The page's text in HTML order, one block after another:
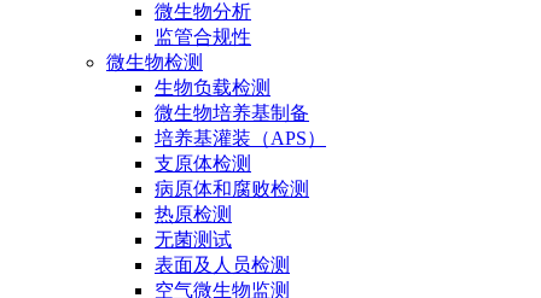
微生物分析
监管合规性
微生物检测
生物负载检测
微生物培养基制备
培养基灌装（APS）
支原体检测
病原体和腐败检测
热原检测
无菌测试
表面及人员检测
空气微生物监测